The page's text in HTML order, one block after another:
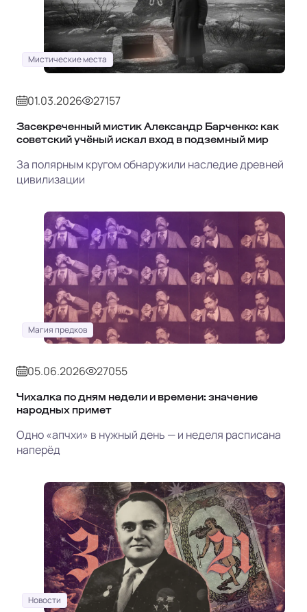
Мистические места
01.03.2026 27157
Засекреченный мистик Александр Барченко: как
советский учёный искал вход в подземный мир
За полярным кругом обнаружили наследие древней
цивилизации
Магия предков
05.06.2026 27055
Чихалка по дням недели и времени: значение
народных примет
Одно «апчхи» в нужный день — и неделя расписана
наперёд
Новости